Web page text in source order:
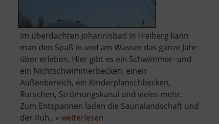
Im überdachten Johannisbad in Freiberg kann
man den Spaß in und am Wasser das ganze Jahr
über erleben. Hier gibt es ein Schwimmer- und
ein Nichtschwimmerbecken, einen
Außenbereich, ein Kinderplanschbecken,
Rutschen, Strömungskanal und vieles mehr.
Zum Entspannen laden die Saunalandschaft und
der Ruh.. » weiterlesen